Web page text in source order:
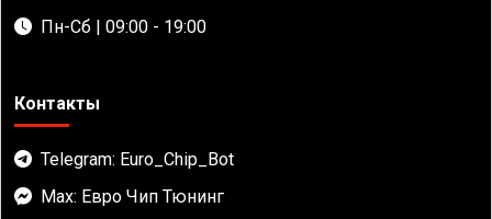
Пн-Сб | 09:00 - 19:00
Контакты
Telegram: Euro_Chip_Bot
Max: Евро Чип Тюнинг